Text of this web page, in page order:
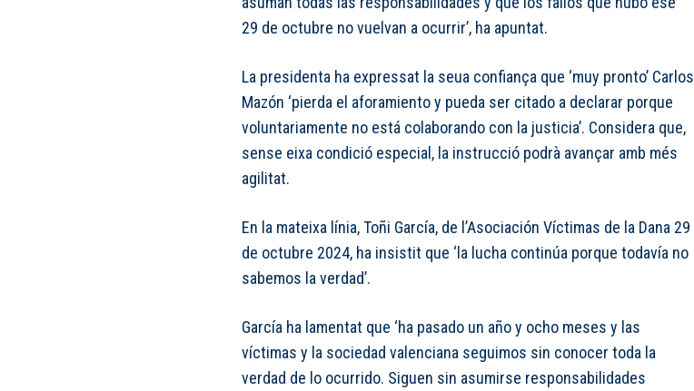
29 de octubre no vuelvan a ocurrir’, ha apuntat.
La presidenta ha expressat la seua confiança que ‘muy pronto’ Carlos
Mazón ‘pierda el aforamiento y pueda ser citado a declarar porque
voluntariamente no está colaborando con la justicia’. Considera que,
sense eixa condició especial, la instrucció podrà avançar amb més
agilitat.
En la mateixa línia, Toñi García, de l’Asociación Víctimas de la Dana 29
de octubre 2024, ha insistit que ‘la lucha continúa porque todavía no
sabemos la verdad’.
García ha lamentat que ‘ha pasado un año y ocho meses y las
víctimas y la sociedad valenciana seguimos sin conocer toda la
verdad de lo ocurrido. Siguen sin asumirse responsabilidades